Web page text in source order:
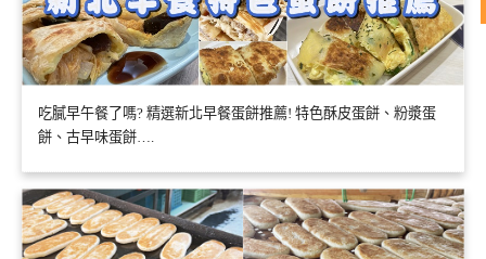
吃膩早午餐了嗎? 精選新北早餐蛋餅推薦! 特色酥皮蛋餅、粉漿蛋
餅、古早味蛋餅….